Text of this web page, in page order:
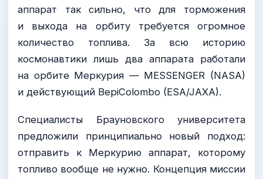
аппарат так сильно, что для торможения
и выхода на орбиту требуется огромное
количество топлива. За всю историю
космонавтики лишь два аппарата работали
на орбите Меркурия — MESSENGER (NASA)
и действующий BepiColombo (ESA/JAXA).
Специалисты Брауновского университета
предложили принципиально новый подход:
отправить к Меркурию аппарат, которому
топливо вообще не нужно. Концепция миссии